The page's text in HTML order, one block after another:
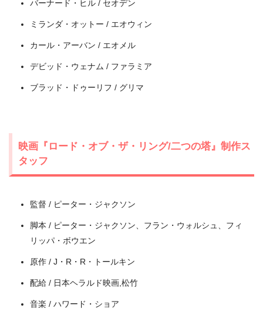
バーナード・ヒル / セオデン
ミランダ・オットー / エオウィン
カール・アーバン / エオメル
デビッド・ウェナム / ファラミア
ブラッド・ドゥーリフ / グリマ
映画『ロード・オブ・ザ・リング/二つの塔』制作ス
タッフ
監督 / ピーター・ジャクソン
脚本 / ピーター・ジャクソン、フラン・ウォルシュ、フィ
リッパ・ボウエン
原作 / J・R・R・トールキン
配給 / 日本ヘラルド映画,松竹
音楽 / ハワード・ショア